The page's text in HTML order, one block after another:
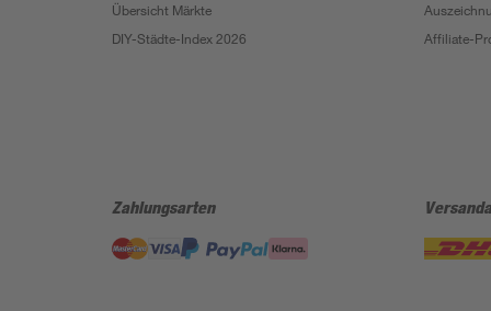
Übersicht Märkte
DIY-Städte-Index 2026
Affiliate-
Zahlungsarten